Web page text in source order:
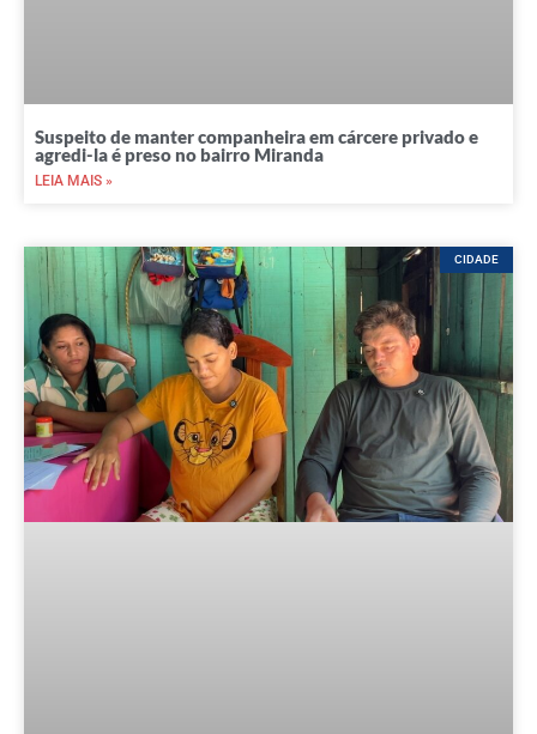
Suspeito de manter companheira em cárcere privado e
agredi-la é preso no bairro Miranda
LEIA MAIS »
CIDADE